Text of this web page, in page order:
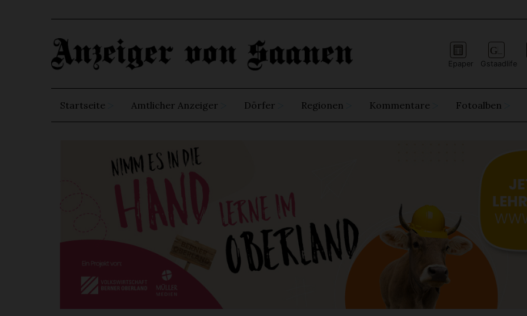
Epaper Gstaadlife
Startseite Amtlicher Anzeiger Dörfer Regionen Kommentare Fotoalben